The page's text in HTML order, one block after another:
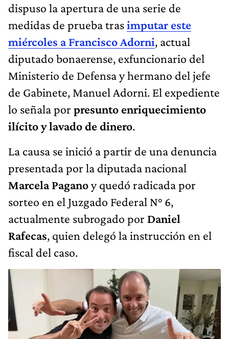
dispuso la apertura de una serie de
medidas de prueba trasimputar este
miércoles a Francisco Adorni, actual
diputado bonaerense, exfuncionario del
Ministerio de Defensa y hermano del jefe
de Gabinete, Manuel Adorni. El expediente
lo señala por presunto enriquecimiento
ilícito y lavado de dinero.
La causa se inició a partir de una denuncia
presentada por la diputada nacional
Marcela Paganoy quedó radicada por
sorteo en el Juzgado Federal N° 6,
actualmente subrogado por Daniel
Rafecas, quien delegó la instrucción en el
fiscal del caso.